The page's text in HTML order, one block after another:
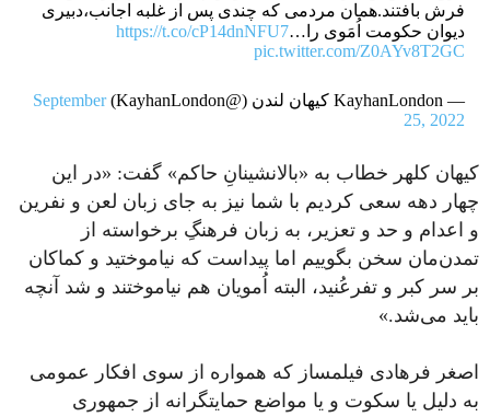
فرش بافتند.همان مردمی که چندی پس از غلبه اجانب،دبیری
دیوان حکومت اُمَوی را…https://t.co/cP14dnNFU7
pic.twitter.com/Z0AYv8T2GC
— KayhanLondon کیهان لندن (@KayhanLondon)
September
25, 2022
کیهان کلهر خطاب به «بالانشینانِ حاکم» گفت: «در این
چهار دهه سعی کردیم با شما نیز به جای زبان لعن و نفرین
و اعدام و حد و تعزیر، به زبان فرهنگِ برخواسته از
تمدن‌مان سخن بگوییم اما پیداست که نیاموختید و کماکان
بر سر کبر و تفرعُنید، البته اُمویان هم نیاموختند و شد آنچه
باید می‌شد.»
اصغر فرهادی فیلمساز که همواره از سوی افکار عمومی
به دلیل یا سکوت و یا مواضع حمایتگرانه از جمهوری